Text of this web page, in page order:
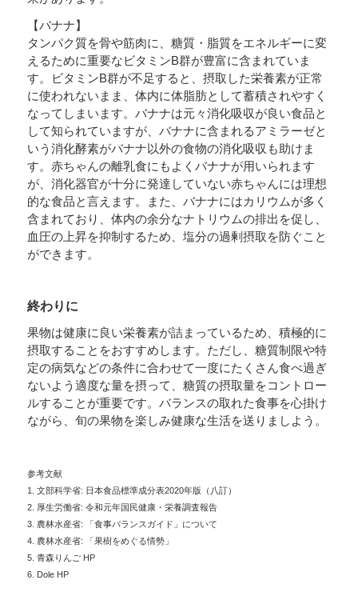
【バナナ】
タンパク質を骨や筋肉に、糖質・脂質をエネルギーに変
えるために重要なビタミンB群が豊富に含まれていま
す。ビタミンB群が不足すると、摂取した栄養素が正常
に使われないまま、体内に体脂肪として蓄積されやすく
なってしまいます。バナナは元々消化吸収が良い食品と
して知られていますが、バナナに含まれるアミラーゼと
いう消化酵素がバナナ以外の食物の消化吸収も助けま
す。赤ちゃんの離乳食にもよくバナナが用いられます
が、消化器官が十分に発達していない赤ちゃんには理想
的な食品と言えます。また、バナナにはカリウムが多く
含まれており、体内の余分なナトリウムの排出を促し、
血圧の上昇を抑制するため、塩分の過剰摂取を防ぐこと
ができます。
終わりに
果物は健康に良い栄養素が詰まっているため、積極的に
摂取することをおすすめします。ただし、糖質制限や特
定の病気などの条件に合わせて一度にたくさん食べ過ぎ
ないよう適度な量を摂って、糖質の摂取量をコントロー
ルすることが重要です。バランスの取れた食事を心掛け
ながら、旬の果物を楽しみ健康な生活を送りましよう。
参考文献
1. 文部科学省: 日本食品標準成分表2020年版（八訂）
2. 厚生労働省: 令和元年国民健康・栄養調査報告
3. 農林水産省: 「食事バランスガイド」について
4. 農林水産省: 「果樹をめぐる情勢」
5. 青森りんご HP
6. Dole HP